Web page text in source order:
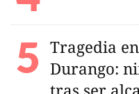
Tragedia
Durango: